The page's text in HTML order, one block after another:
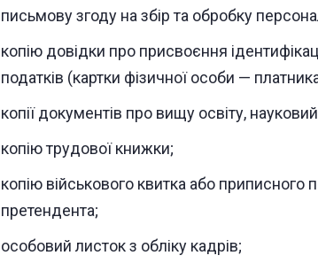
письмову згоду на збір та обробку
копію довідки про присвоєння
податків (картки фізичної особи —
копії документів про вищу освіту,
копію трудової книжки;
копію військового квитка або приписного
претендента;
особовий листок з обліку кадрів;